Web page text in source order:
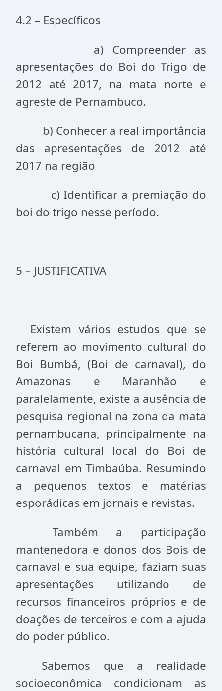
4.2 – Específicos
a) Compreender as
apresentações do Boi do Trigo de
2012 até 2017, na mata norte e
agreste de Pernambuco.
b) Conhecer a real importância
das apresentações de 2012 até
2017 na região
c) Identificar a premiação do
boi do trigo nesse período.
5 – JUSTIFICATIVA
Existem vários estudos que se
referem ao movimento cultural do
Boi Bumbá, (Boi de carnaval), do
Amazonas e Maranhão e
paralelamente, existe a ausência de
pesquisa regional na zona da mata
pernambucana, principalmente na
história cultural local do Boi de
carnaval em Timbaúba. Resumindo
a pequenos textos e matérias
esporádicas em jornais e revistas.
Também a participação
mantenedora e donos dos Bois de
carnaval e sua equipe, faziam suas
apresentações utilizando de
recursos financeiros próprios e de
doações de terceiros e com a ajuda
do poder público.
Sabemos que a realidade
socioeconômica condicionam as